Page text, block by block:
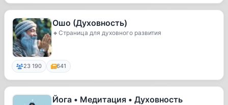
Ошо (Духовность)
🔸Страница для духовного развития
23 190 641
Йога • Медитация • Духовность